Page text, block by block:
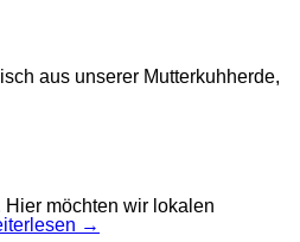
aus unserer Mutterkuhherde,
möchten wir lokalen
→